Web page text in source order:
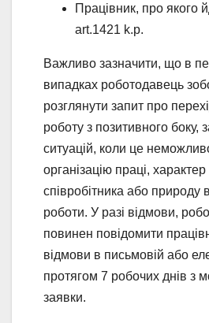
Працівник, про якого
art.1421 k.p.
Важливо зазначити, що в
випадках роботодавець
розглянути запит про
роботу з позитивного боку,
ситуацій, коли це
організацію праці, характер
співробітника або природу
роботи. У разі відмови,
повинен повідомити
відмови в письмовій або
протягом 7 робочих днів з
заявки.